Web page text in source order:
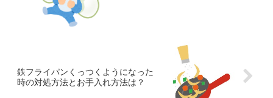
鉄フライパンくっつくようになった
時の対処方法とお手入れ方法は？